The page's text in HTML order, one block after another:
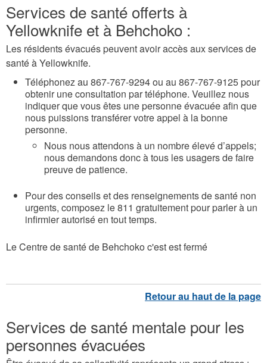
Services de santé offerts à
Yellowknife et à Behchoko :
Les résidents évacués peuvent avoir accès aux services de
santé à Yellowknife.
Téléphonez au 867-767-9294 ou au 867-767-9125 pour
obtenir une consultation par téléphone. Veuillez nous
indiquer que vous êtes une personne évacuée afin que
nous puissions transférer votre appel à la bonne
personne.
Nous nous attendons à un nombre élevé d’appels;
nous demandons donc à tous les usagers de faire
preuve de patience.
Pour des conseils et des renseignements de santé non
urgents, composez le 811 gratuitement pour parler à un
infirmier autorisé en tout temps.
Le Centre de santé de Behchoko c'est est fermé
Services de santé mentale pour les
personnes évacuées